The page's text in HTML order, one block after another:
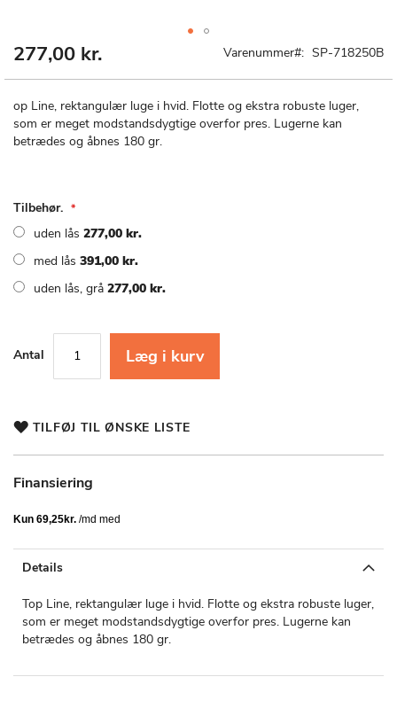
277,00 kr. Varenummer SP-718250B
op Line, rektangulær luge i hvid. Flotte og ekstra robuste luger,
som er meget modstandsdygtige overfor pres. Lugerne kan
betrædes og åbnes 180 gr.
Tilbehør.
uden lås 277,00 kr.
med lås 391,00 kr.
uden lås, grå 277,00 kr.
Antal Læg i kurv
TILFØJ TIL ØNSKE LISTE
Finansiering
Gå
af
billedgalleriet
Details
Top Line, rektangulær luge i hvid. Flotte og ekstra robuste luger,
som er meget modstandsdygtige overfor pres. Lugerne kan
betrædes og åbnes 180 gr.